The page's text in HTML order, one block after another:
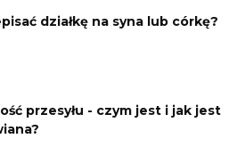
działkę na syna lub córkę?
przesyłu - czym jest i jak jest